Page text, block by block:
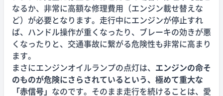
なるか、非常に高額な修理費用（エンジン載せ替えな
ど）が必要となります。走行中にエンジンが停止すれ
ば、ハンドル操作が重くなったり、ブレーキの効きが悪
くなったりと、交通事故に繋がる危険性も非常に高まり
ます。
まさにエンジンオイルランプの点灯は、 エンジンの命そ
のものが危険にさらされているという、極めて重大な
「赤信号」 なのです。そのまま走行を続けることは、愛